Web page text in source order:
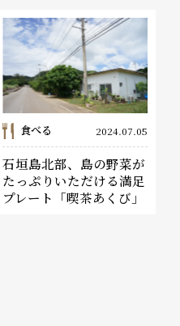
食べる 2024.07.05
石垣島北部、島の野菜が
たっぷりいただける満足
プレート「喫茶あくび」